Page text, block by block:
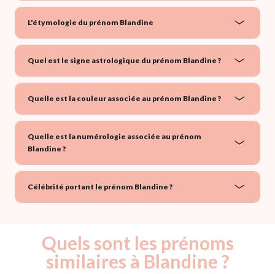
L'étymologie du prénom Blandine
Quel est le signe astrologique du prénom Blandine ?
Quelle est la couleur associée au prénom Blandine ?
Quelle est la numérologie associée au prénom
Blandine ?
Célébrité portant le prénom Blandine ?
Quels sont les prénoms
similaires à Blandine ?